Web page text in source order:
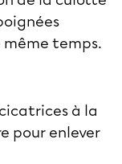
même temps.
à la
pour enlever